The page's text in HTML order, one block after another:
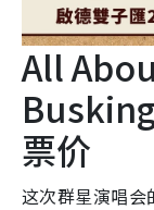
All
票价
这次群星演唱会